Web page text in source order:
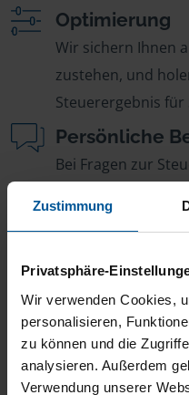
Zustimmung
Privatsphäre-
Wir verwenden Cookies,
personalisieren,
zu können und die
analysieren. Außerdem
Verwendung unserer
Optimierung
Wir sichern Ihnen
zustehen, und
Steuerergebnis für
Persönliche
Bei Fragen zur
Fairer Beitrag
jährlichen
Jahreseinnahmen